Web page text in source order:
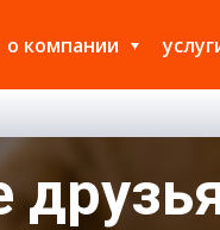
о компании